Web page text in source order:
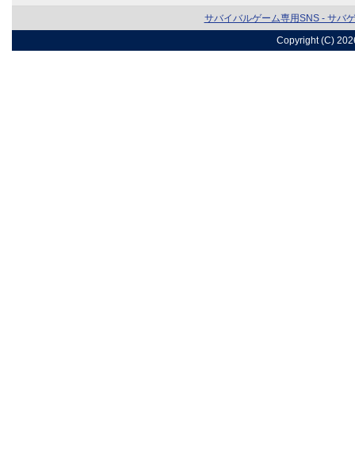
サバイバルゲーム専用SNS - サバ
Copyright (C)